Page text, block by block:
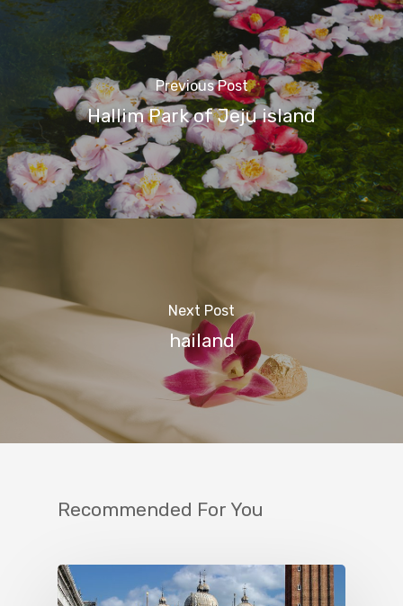
Previous Post
Hallim Park of Jeju island
Next Post
hailand
Recommended For You